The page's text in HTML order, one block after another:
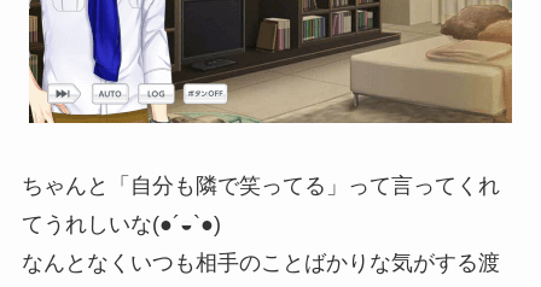
ちゃんと「自分も隣で笑ってる」って言ってくれ
てうれしいな(●´◒`●)
なんとなくいつも相手のことばかりな気がする渡